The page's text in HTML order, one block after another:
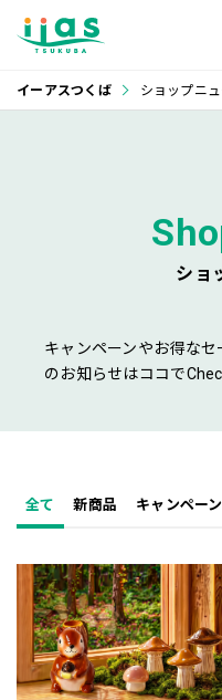
イーアスつくば ショップニュ
ショ
キャンペーンやお得な
のお知らせはココで
全て 新商品 キャンペーン